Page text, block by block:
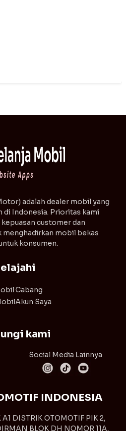
adalah dealer mobil yang
di Indonesia. Prioritas kami
customer dan
mobil bekas
konsumen.
Cabang
Akun Saya
kami
Social Media Lainnya
INDONESIA
DISTRIK OTOMOTIF PIK 2,
BLOK DH NOMOR 11A,